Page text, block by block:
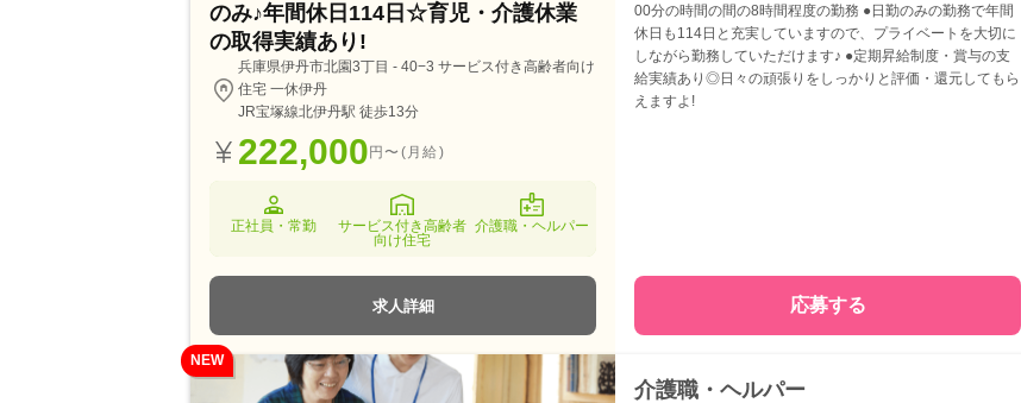
のみ♪年間休日114日☆育児・介護休業
の取得実績あり!
兵庫県伊丹市北園3丁目 - 40−3 サービス付き高齢者向け
住宅 一休伊丹
JR宝塚線北伊丹駅 徒歩13分
222,000円〜(月給)
正社員・常勤
サービス付き高齢者
向け住宅
介護職・ヘルパー
求人詳細
00分の時間の間の8時間程度の勤務 ●日勤のみの勤務で年間
休日も114日と充実していますので、プライベートを大切に
しながら勤務していただけます♪ ●定期昇給制度・賞与の支
給実績あり◎日々の頑張りをしっかりと評価・還元してもら
えますよ!
応募する
NEW
介護職・ヘルパー